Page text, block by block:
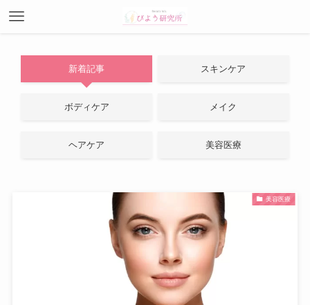
新着記事 スキンケア
ボディケア メイク
ヘアケア 美容医療
美容医療